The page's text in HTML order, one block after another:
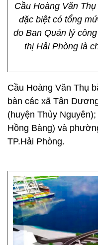
Cầu Hoàng Văn
đặc biệt có tổng
do Ban Quản lý
thị Hải Phòng là
Cầu Hoàng Văn Thụ
bàn các xã Tân
(huyện Thủy
Hồng Bàng) và
TP.Hải Phòng.